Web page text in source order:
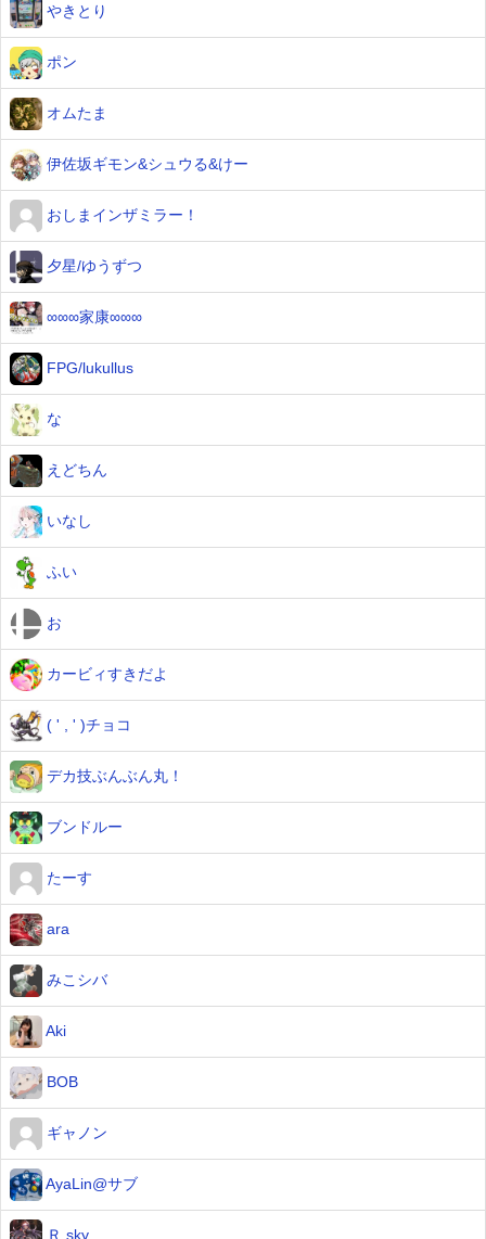
やきとり
ポン
オムたま
伊佐坂ギモン&シュウる&けー
おしまインザミラー！
夕星/ゆうずつ
∞∞∞家康∞∞∞
FPG/lukullus
な
えどちん
いなし
ふい
お
カービィすきだよ
( ' , ' )チョコ
デカ技ぶんぶん丸！
ブンドルー
たーす
ara
みこシバ
Aki
BOB
ギャノン
AyaLin@サブ
Ｒ sky